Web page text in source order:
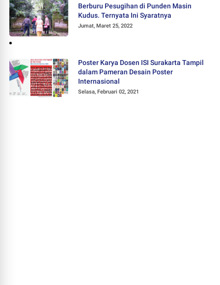
Berburu Pesugihan di Punden Masin
Kudus. Ternyata Ini Syaratnya
Jumat, Maret 25, 2022
Poster Karya Dosen ISI Surakarta Tampil
dalam Pameran Desain Poster
Internasional
Selasa, Februari 02, 2021